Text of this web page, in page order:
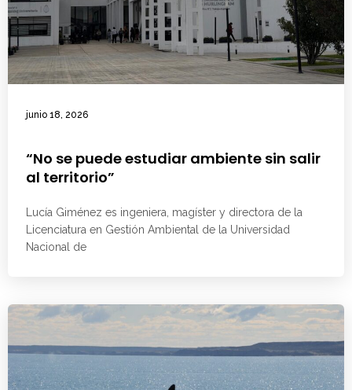
junio 18, 2026
“No se puede estudiar ambiente sin salir
al territorio”
Lucía Giménez es ingeniera, magíster y directora de la
Licenciatura en Gestión Ambiental de la Universidad
Nacional de